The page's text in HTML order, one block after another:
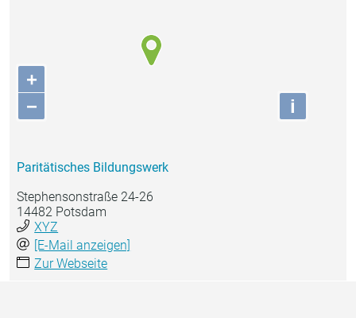
+
−
i
Paritätisches Bildungswerk
Stephensonstraße 24-26
14482 Potsdam
XYZ
[E-Mail anzeigen]
Zur Webseite